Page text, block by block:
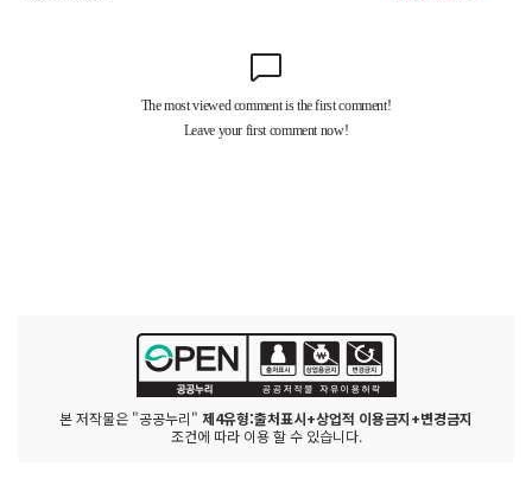
본 저작물은 "공공누리" 제4유형:출처표시+상업적 이용금지+변경금지
조건에 따라 이용 할 수 있습니다.